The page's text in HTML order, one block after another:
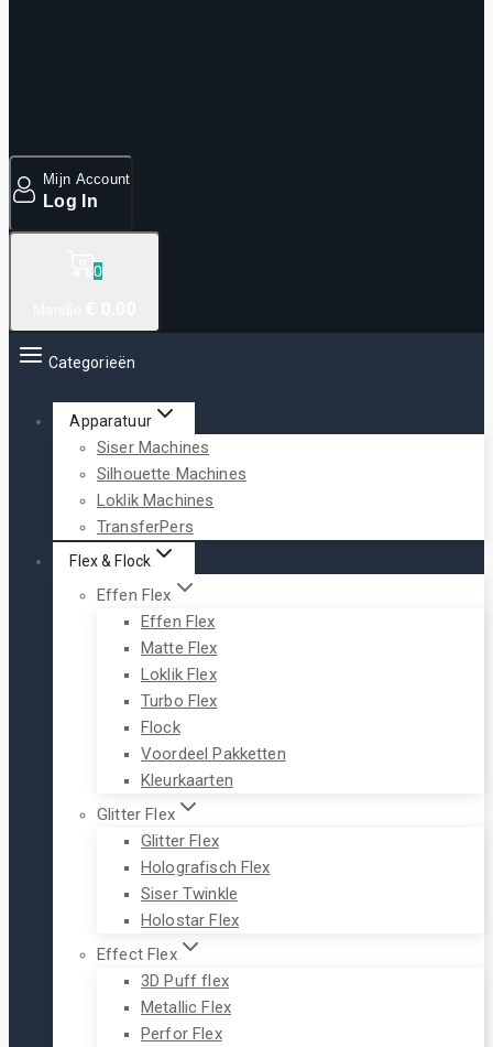
Mijn Account
Log In
0
Categorieën
Apparatuur
Siser Machines
Silhouette Machines
Loklik Machines
TransferPers
Flex & Flock
Effen Flex
Effen Flex
Matte Flex
Loklik Flex
Turbo Flex
Flock
Voordeel Pakketten
Kleurkaarten
Glitter Flex
Glitter Flex
Holografisch Flex
Siser Twinkle
Holostar Flex
Effect Flex
3D Puff flex
Metallic Flex
Perfor Flex